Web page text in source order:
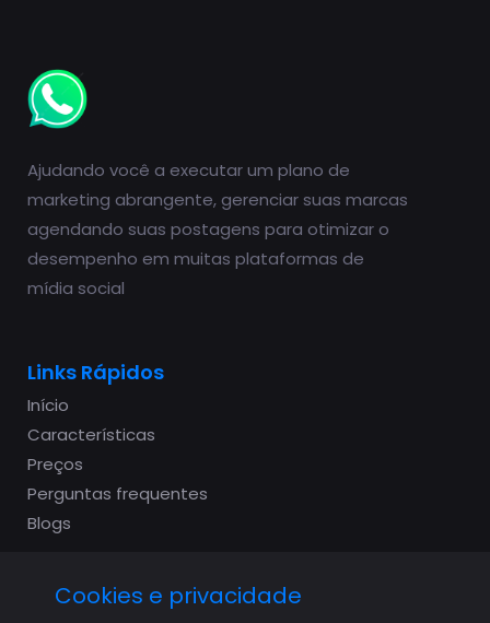
Ajudando você a executar um plano de
marketing abrangente, gerenciar suas marcas
agendando suas postagens para otimizar o
desempenho em muitas plataformas de
mídia social
Links Rápidos
Início
Características
Preços
Perguntas frequentes
Blogs
Cookies e privacidade